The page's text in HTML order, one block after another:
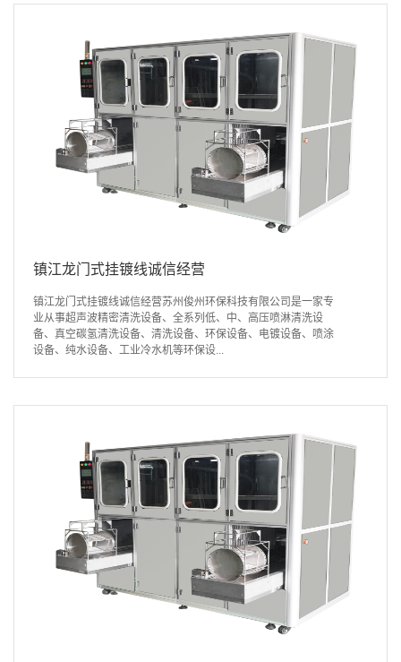
镇江龙门式挂镀线诚信经营
镇江龙门式挂镀线诚信经营苏州俊州环保科技有限公司是一家专
业从事超声波精密清洗设备、全系列低、中、高压喷淋清洗设
备、真空碳氢清洗设备、清洗设备、环保设备、电镀设备、喷涂
设备、纯水设备、工业冷水机等环保设...